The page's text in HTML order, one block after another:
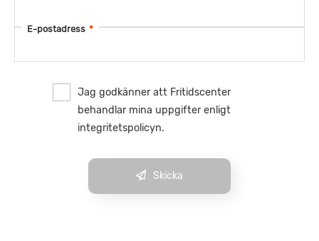
E-postadress *
Jag godkänner att Fritidscenter
behandlar mina uppgifter enligt
integritetspolicyn.
Skicka